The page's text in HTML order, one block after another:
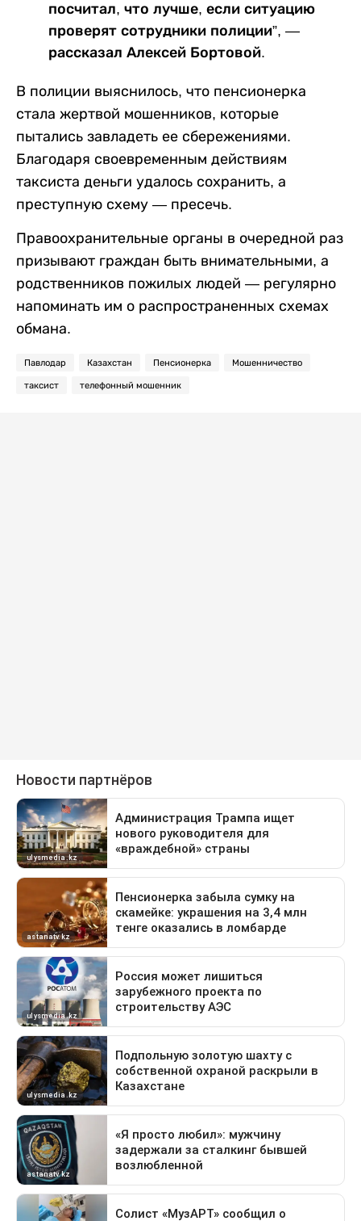
посчитал, что лучше, если ситуацию
проверят сотрудники полиции”, —
рассказал Алексей Бортовой.
В полиции выяснилось, что пенсионерка
стала жертвой мошенников, которые
пытались завладеть ее сбережениями.
Благодаря своевременным действиям
таксиста деньги удалось сохранить, а
преступную схему — пресечь.
Правоохранительные органы в очередной раз
призывают граждан быть внимательными, а
родственников пожилых людей — регулярно
напоминать им о распространенных схемах
обмана.
Павлодар Казахстан Пенсионерка Мошенничество
таксист телефонный мошенник